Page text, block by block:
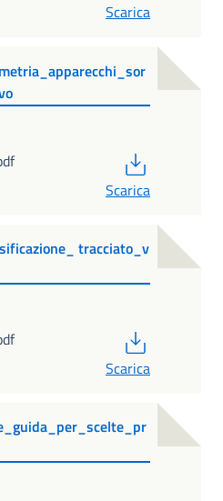
Scarica
Scarica
tracciato_v
Scarica